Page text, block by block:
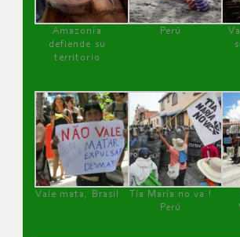
Amazonía
defiende su
territorio
Perú
Vale mata, Brasil
Tía María no va !
Perú